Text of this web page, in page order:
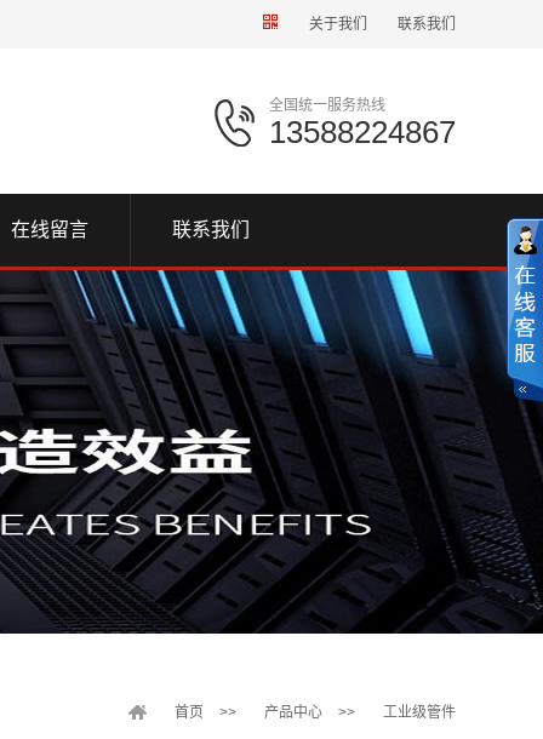
关于我们 联系我们
全国统一服务热线
13588224867
在线留言 联系我们
首页 >> 产品中心 >> 工业级管件